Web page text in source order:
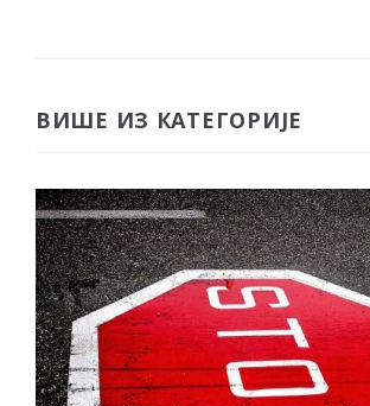
ВИШЕ ИЗ КАТЕГОРИЈЕ